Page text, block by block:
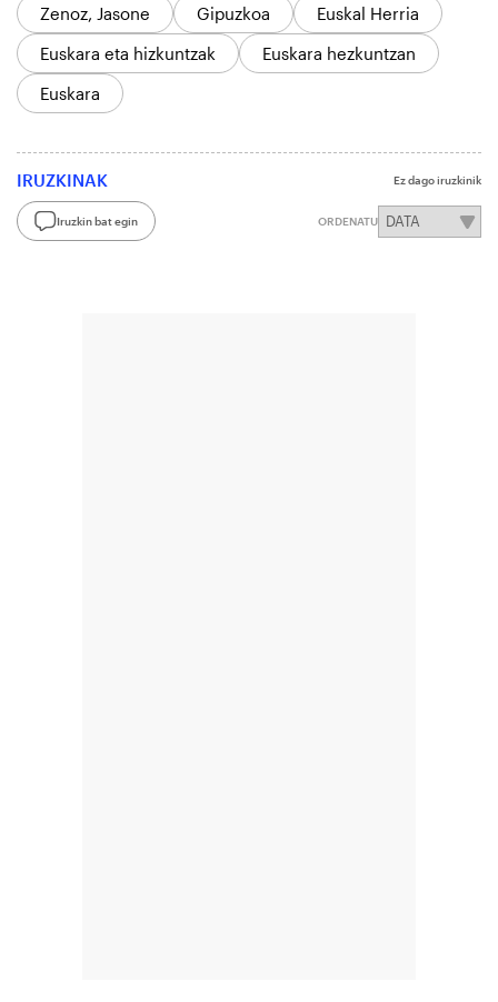
Zenoz, Jasone Gipuzkoa
Euskal Herria
Euskara eta hizkuntzak
Euskara hezkuntzan
Euskara
IRUZKINAK Ez dago iruzkinik
Iruzkin bat egin ORDENATU